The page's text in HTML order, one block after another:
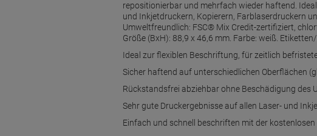
repositionierbar und mehrfach wieder haftend.
und Inkjetdruckern, Kopierern, Farblaserdruckern
Umweltfreundlich: FSC® Mix Credit-zertifiziert,
Größe (BxH): 88,9 x 46,6 mm. Farbe: weiß.
Ideal zur flexiblen Beschriftung, für zeitlich
Sicher haftend auf unterschiedlichen Oberflächen
Rückstandsfrei abziehbar ohne Beschädigung
Sehr gute Druckergebnisse auf allen Laser- und
Einfach und schnell beschriften mit der